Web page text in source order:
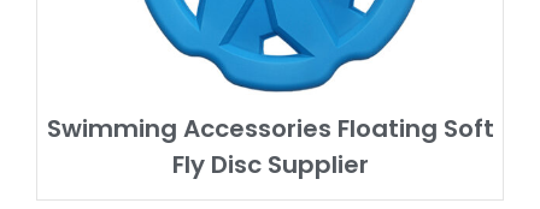
Swimming Accessories Floating Soft
Fly Disc Supplier